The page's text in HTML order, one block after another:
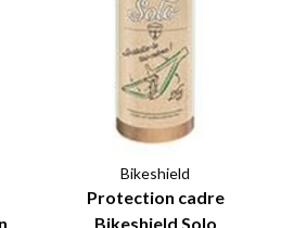
Bikeshield
Protection cadre
Bikeshield Solo